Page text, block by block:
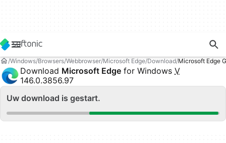
Windows Browsers Webbrowser Microsoft Edge Download Microsoft Edge
Download Microsoft Edge for Windows V
146.0.3856.97
Uw download is gestart.